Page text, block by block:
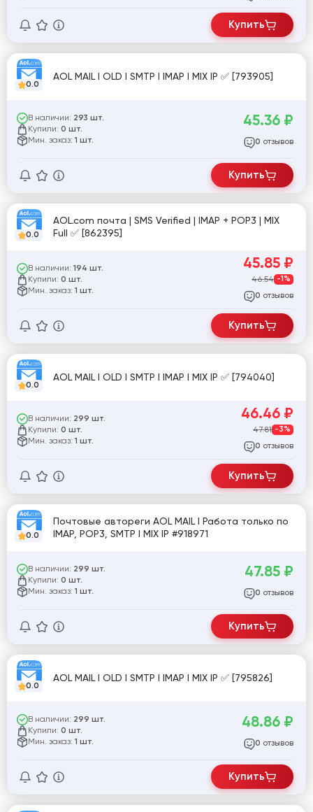
Купить
0.0
AOL MAIL I OLD I SMTP I IMAP I MIX IP ✅ [793905]
В наличии: 293 шт.
Купили: 0 шт.
Мин. заказ: 1 шт.
45.36 ₽
0 отзывов
Купить
0.0
AOL.com почта | SMS Verified | IMAP + POP3 | MIX
Full ✅ [862395]
В наличии: 194 шт.
Купили: 0 шт.
Мин. заказ: 1 шт.
45.85 ₽
46.54 -1%
0 отзывов
Купить
0.0
AOL MAIL I OLD I SMTP I IMAP I MIX IP ✅ [794040]
В наличии: 299 шт.
Купили: 0 шт.
Мин. заказ: 1 шт.
46.46 ₽
47.81 -3%
0 отзывов
Купить
0.0
Почтовые автореги AOL MAIL I Работа только по
IMAP, POP3, SMTP I MIX IP #918971
В наличии: 299 шт.
Купили: 0 шт.
Мин. заказ: 1 шт.
47.85 ₽
0 отзывов
Купить
0.0
AOL MAIL I OLD I SMTP I IMAP I MIX IP ✅ [795826]
В наличии: 299 шт.
Купили: 0 шт.
Мин. заказ: 1 шт.
48.86 ₽
0 отзывов
Купить